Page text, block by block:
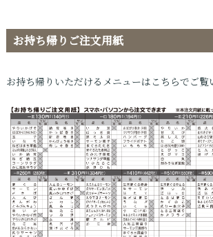
お持ち帰りご注文用紙
お持ち帰りいただけるメニューはこちらでご覧